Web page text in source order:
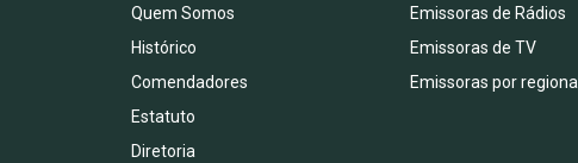
Quem Somos
Histórico
Comendadores
Estatuto
Diretoria
Emissoras de Rádios
Emissoras de TV
Emissoras por regional